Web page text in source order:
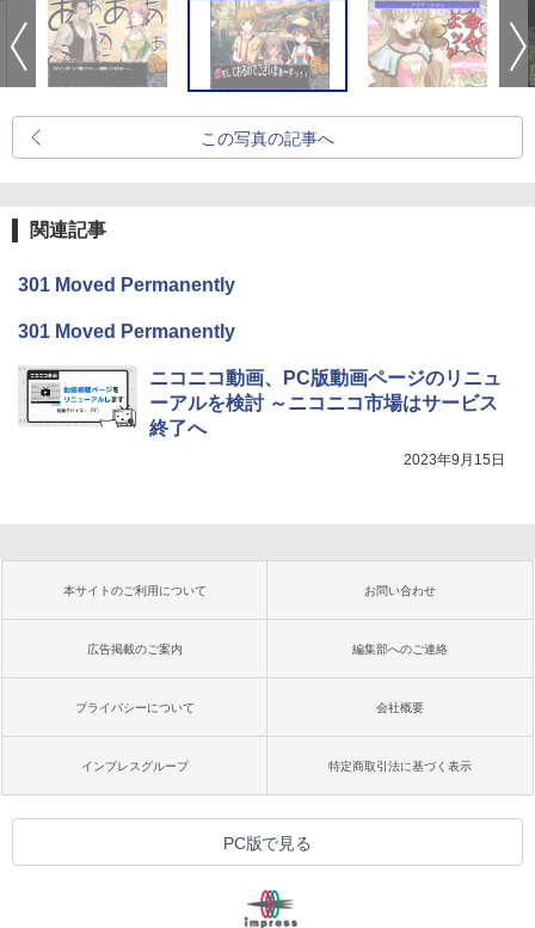
この写真の記事へ
関連記事
301 Moved Permanently
301 Moved Permanently
ニコニコ動画、PC版動画ページのリニュ
ーアルを検討 ～ニコニコ市場はサービス
終了へ
2023年9月15日
本サイトのご利用について お問い合わせ
広告掲載のご案内 編集部へのご連絡
プライバシーについて 会社概要
インプレスグループ 特定商取引法に基づく表示
PC版で見る